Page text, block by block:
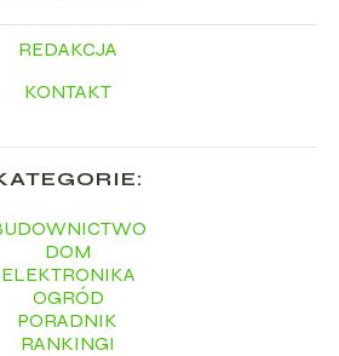
REDAKCJA
KONTAKT
DOM
ELEKTRONIKA
OGRÓD
PORADNIK
RANKINGI